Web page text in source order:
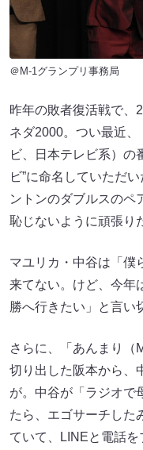
＠M-1グランプリ事務局
昨年の敗者復活戦で、
ネダ2000。つい最近
ビ、日本テレビ系）の
ビ”に命名していただ
ントンのダブルスのペ
恥じないように頑張り
マユリカ・中谷は「僕
来てない。けど、今年
勝へ行きたい」と言い
さらに、「あんまり（
切り出した阪本から、
が。中谷が「ラジオで
たら、エゴサーチした
ていて、LINEと電話